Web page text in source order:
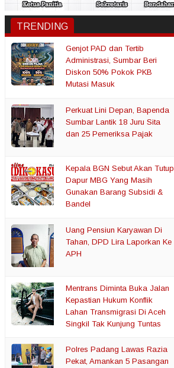
TRENDING
Genjot PAD dan Tertib
Administrasi, Sumbar Beri
Diskon 50% Pokok PKB
Mutasi Masuk
Perkuat Lini Depan, Bapenda
Sumbar Lantik 18 Juru Sita
dan 25 Pemeriksa Pajak
Kepala BGN Sebut Akan Tutup
Dapur MBG Yang Masih
Gunakan Barang Subsidi &
Bandel
Uang Pensiun Karyawan Di
Tahan, DPD Lira Laporkan Ke
APH
Mentrans Diminta Buka Jalan
Kepastian Hukum Konflik
Lahan Transmigrasi Di Aceh
Singkil Tak Kunjung Tuntas
Polres Padang Lawas Razia
Pekat, Amankan 5 Pasangan